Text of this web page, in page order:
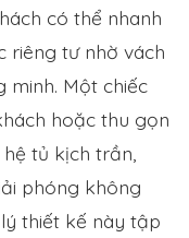
có thể nhanh
riêng tư nhờ vách
minh. Một chiếc
hoặc thu gọn
tủ kịch trần,
phóng không
thiết kế này tập